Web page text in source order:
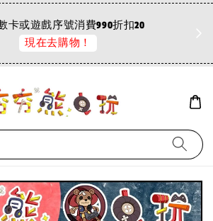
卡或遊戲序號消費990折扣20
現在去購物！